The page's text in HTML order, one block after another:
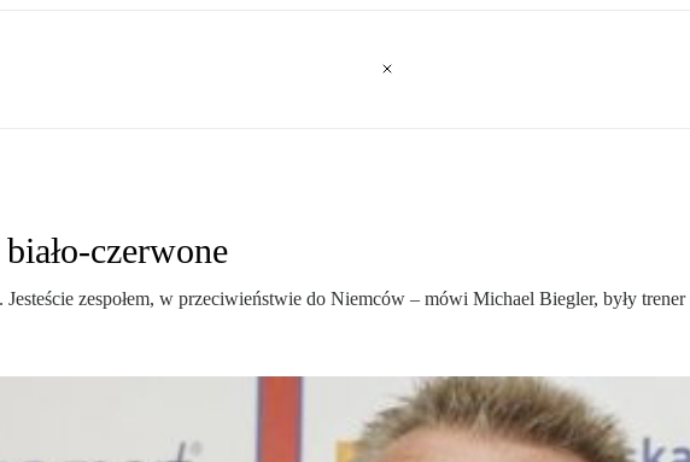
czerwone
zespołem, w przeciwieństwie do Niemców – mówi Michael Biegler, były